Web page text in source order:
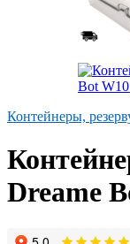
Контейнеры,
Dreame